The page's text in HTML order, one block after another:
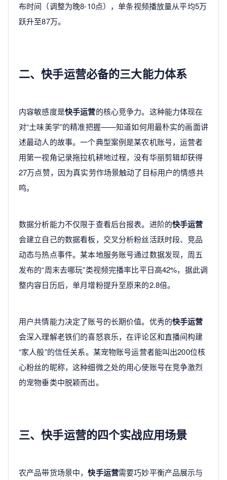
布时间（调整为晚8-10点），单条视频播放量从平均5万
跃升至87万。
二、快手运营必备的三大能力体系
内容敏感度是快手运营的核心竞争力。这种能力体现在
对“土味美学”的精准把握——知道如何用最朴实的画面讲
述最动人的故事。一个典型案例是某农机账号，运营者
用第一视角记录拖拉机耕地过程，没有华丽剪辑却获得
27万点赞，因为真实劳作场景触动了目标用户的情感共
鸣。
数据分析能力不仅限于查看后台报表。进阶的快手运营
会建立自己的数据看板，交叉分析粉丝活跃时段、竞品
动态与热点事件。某本地服务账号通过数据发现，周五
发布的“周末去哪玩”类视频完播率比平日高42%，据此调
整内容日历后，单月增粉提升至原来的2.8倍。
用户共情能力决定了账号的长期价值。优秀的快手运营
会深入理解老铁们的喜怒哀乐，在评论区和直播间构建
“家人般”的信任关系。某宠物账号运营者能叫出200位核
心粉丝的昵称，这种细微之处的用心使账号在竞争激烈
的宠物垂类中脱颖而出。
三、快手运营的四个实战应用场景
农产品带货场景中，快手运营需要巧妙平衡产品展示与